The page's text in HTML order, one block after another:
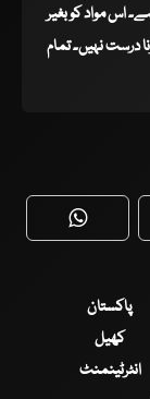
اس مواد کو بغیر
درست نہیں۔ تمام
پاکستان
کھیل
انٹرٹینمنٹ